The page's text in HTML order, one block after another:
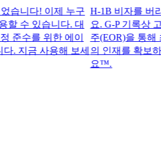
다! 이제 누구
있습니다. 대
수를 위한 에이
금 사용해 보세
H-1B 비자를 버리세
요. G-P 기록상 고용
주(EOR)을 통해 최고
의 인재를 확보하세
요™.​​